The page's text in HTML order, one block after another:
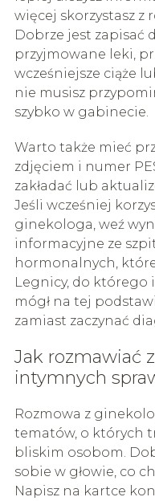
więcej skorzystasz z
Dobrze jest zapisać
przyjmowane leki,
wcześniejsze ciąże
nie musisz
szybko w gabinecie.
Warto także mieć
zdjęciem i numer
zakładać lub
Jeśli wcześniej
ginekologa, weź
informacyjne ze
hormonalnych, które
Legnicy, do którego
mógł na tej
zamiast zaczynać
Jak rozmawiać
intymnych
Rozmowa z
tematów, o których
bliskim osobom.
sobie w głowie, co
Napisz na kartce